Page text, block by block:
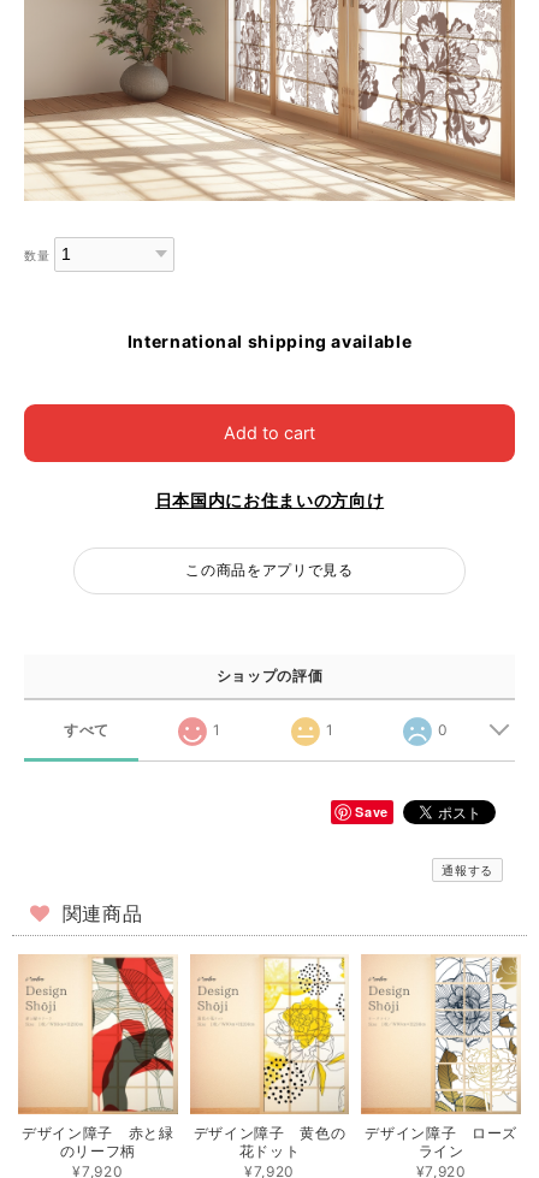
数量
International shipping available
Add to cart
日本国内にお住まいの方向け
この商品をアプリで見る
ショップの評価
すべて 1 1 0
Save
通報する
関連商品
デザイン障子 赤と緑
のリーフ柄
¥7,920
デザイン障子 黄色の
花ドット
¥7,920
デザイン障子 ローズ
ライン
¥7,920